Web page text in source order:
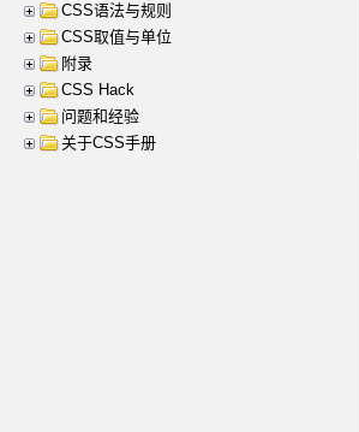
CSS语法与规则
CSS取值与单位
附录
CSS Hack
问题和经验
关于CSS手册